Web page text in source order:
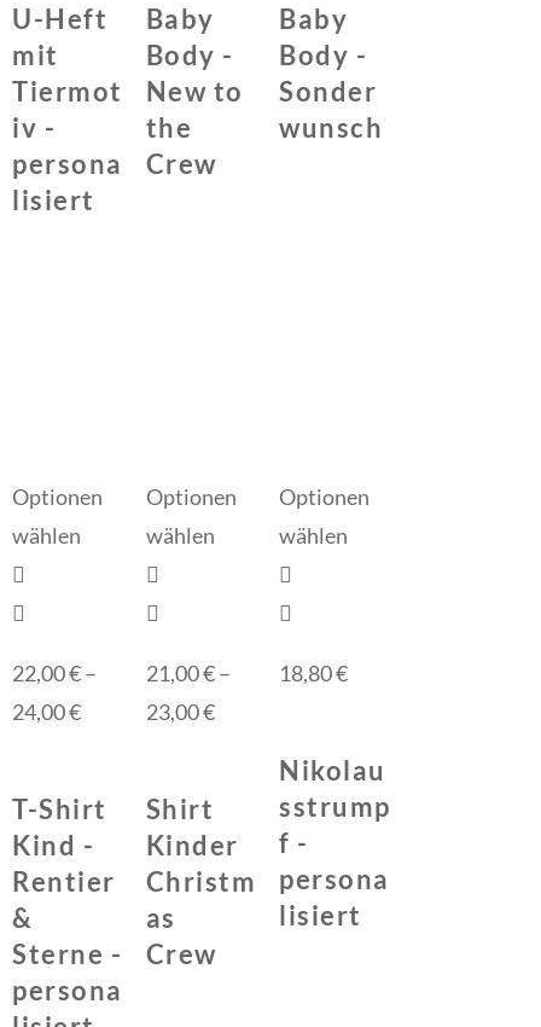
U-Heft
mit
Tiermot
iv -
persona
lisiert
Baby
Body -
New to
the
Crew
Baby
Body -
Sonder
wunsch
Optionen
wählen
22,00€–
24,00€
T-Shirt
Kind -
Rentier
&
Sterne -
persona
Optionen
wählen
21,00€–
23,00€
Shirt
Kinder
Christm
as
Crew
Optionen
wählen
18,80€
Nikolau
sstrump
f -
persona
lisiert